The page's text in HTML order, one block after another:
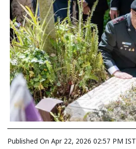
Published On Apr 22, 2026 02:57 PM IST